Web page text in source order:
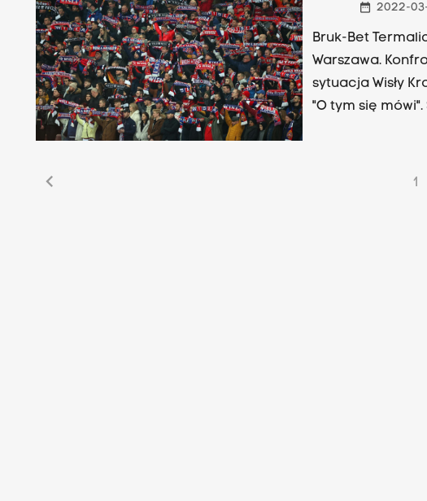
date_range 2022-
Bruk-Bet
Warszawa.
sytuacja Wisły
"O tym się
chevron_left 1